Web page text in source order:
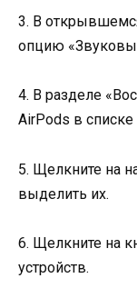
3. В
опцию
4. В разделе
AirPods в
5. Щелкните на
выделить их.
6. Щелкните на
устройств.